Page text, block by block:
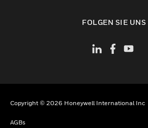
FOLGEN SIE UNS
Copyright © 2026 Honeywell International Inc
AGBs